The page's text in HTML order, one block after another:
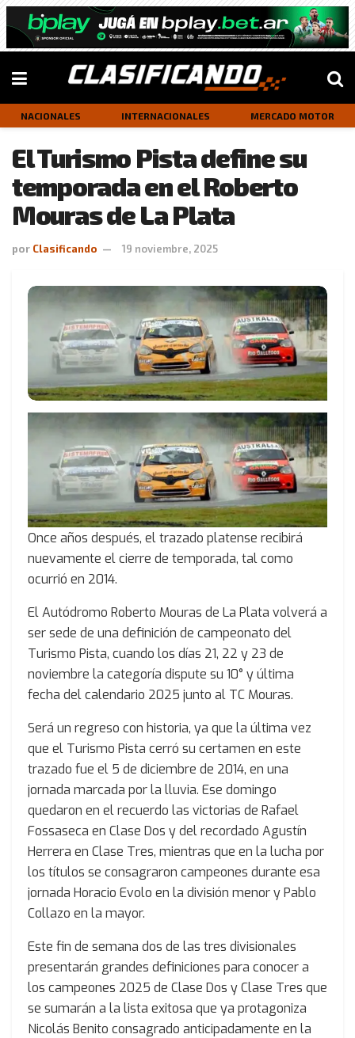
NACIONALES INTERNACIONALES MERCADO MOTOR
El Turismo Pista define su
temporada en el Roberto
Mouras de La Plata
por Clasificando 19 noviembre, 2025
Once años después, el trazado platense recibirá
nuevamente el cierre de temporada, tal como
ocurrió en 2014.
El Autódromo Roberto Mouras de La Plata volverá a
ser sede de una definición de campeonato del
Turismo Pista, cuando los días 21, 22 y 23 de
noviembre la categoría dispute su 10° y última
fecha del calendario 2025 junto al TC Mouras.
Será un regreso con historia, ya que la última vez
que el Turismo Pista cerró su certamen en este
trazado fue el 5 de diciembre de 2014, en una
jornada marcada por la lluvia. Ese domingo
quedaron en el recuerdo las victorias de Rafael
Fossaseca en Clase Dos y del recordado Agustín
Herrera en Clase Tres, mientras que en la lucha por
los títulos se consagraron campeones durante esa
jornada Horacio Evolo en la división menor y Pablo
Collazo en la mayor.
Este fin de semana dos de las tres divisionales
presentarán grandes definiciones para conocer a
los campeones 2025 de Clase Dos y Clase Tres que
se sumarán a la lista exitosa que ya protagoniza
Nicolás Benito consagrado anticipadamente en la